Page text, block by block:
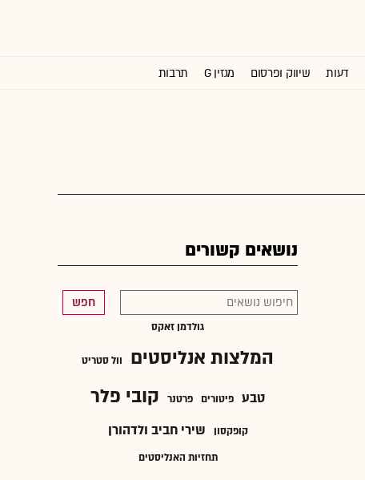
דעות שיווק ופרסום מגזין G תרבות
נושאים קשורים
חפש
גולדמן זאקס
המלצות אנליסטים וול סטריט
טבע פיטורים פרטנר קובי פלר
קופקסון שירי חביב ולדהורן
תחזיות האנליסטים